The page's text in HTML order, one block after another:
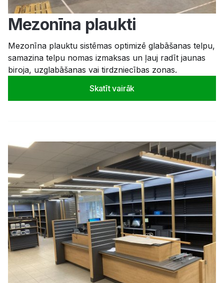
Mezonīna plaukti
Mezonīna plauktu sistēmas optimizē glabāšanas telpu,
samazina telpu nomas izmaksas un ļauj radīt jaunas
biroja, uzglabāšanas vai tirdzniecības zonas.
Skatīt vairāk